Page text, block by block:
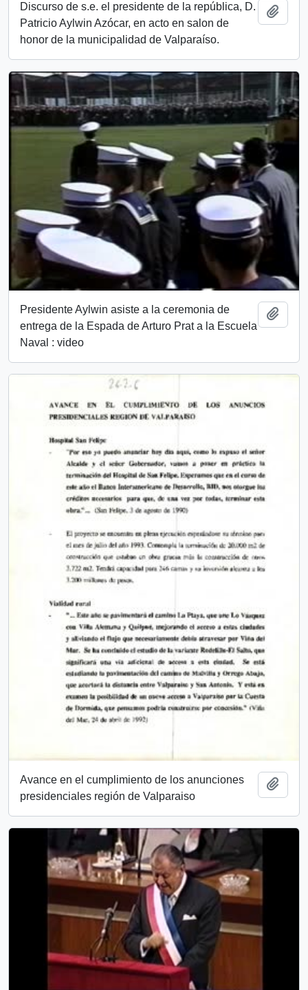
Discurso de s.e. el presidente de la república, D.
Patricio Aylwin Azócar, en acto en salon de
honor de la municipalidad de Valparaíso.
Presidente Aylwin asiste a la ceremonia de
entrega de la Espada de Arturo Prat a la Escuela
Naval : video
Avance en el cumplimiento de los anunciones
presidenciales región de Valparaiso